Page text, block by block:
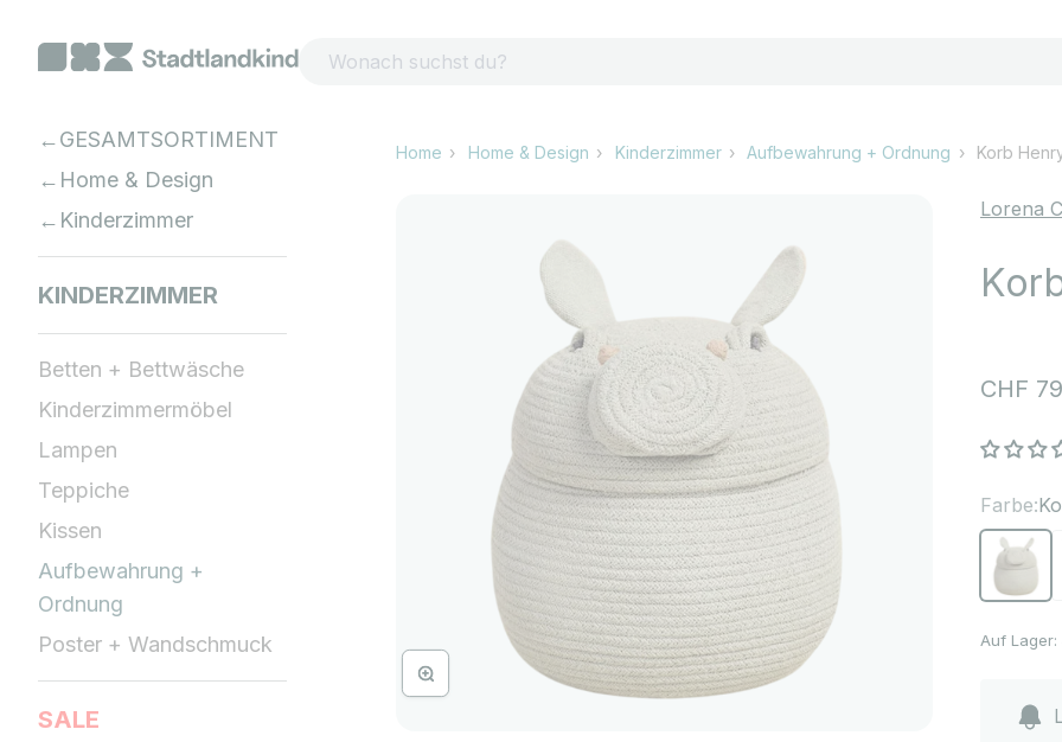
GESAMTSORTIMENT
Home & Design
Kinderzimmer
KINDERZIMMER
Betten + Bettwäsche
Kinderzimmermöbel
Lampen
Teppiche
Kissen
Aufbewahrung +
Ordnung
Poster + Wandschmuck
SALE
Home Home & Design Kinderzimmer Aufbewahrung + Ordnung Korb
Bild vergrössern
Lorena
CHF
Farbe:
Korb
Auf Lager: